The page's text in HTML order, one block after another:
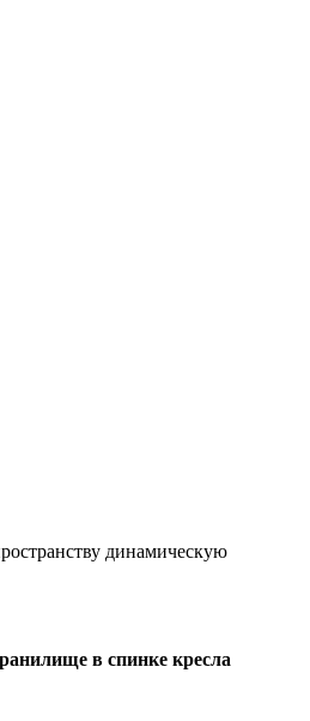
динамическую
в спинке кресла